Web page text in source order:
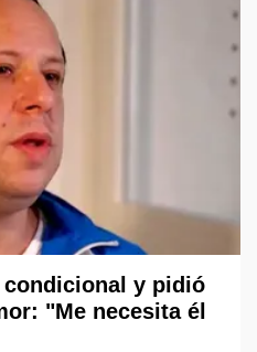
condicional y pidió
"Me necesita él